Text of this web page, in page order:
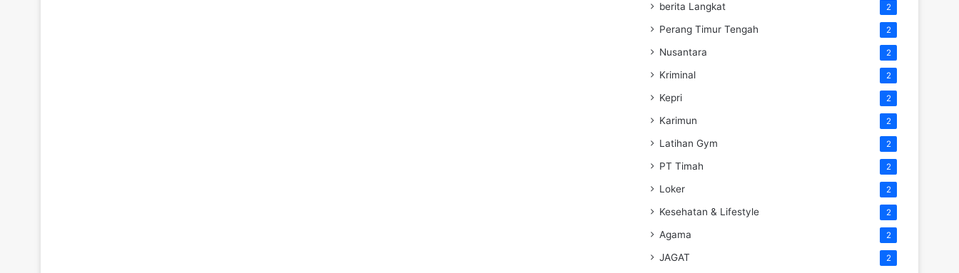
berita Langkat 2
Perang Timur Tengah 2
Nusantara 2
Kriminal 2
Kepri 2
Karimun 2
Latihan Gym 2
PT Timah 2
Loker 2
Kesehatan & Lifestyle 2
Agama 2
JAGAT 2